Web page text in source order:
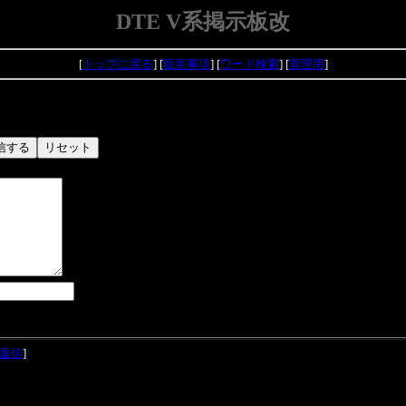
DTE V系掲示板改
[トップに戻る] [留意事項] [ワード検索] [管理用]
信]